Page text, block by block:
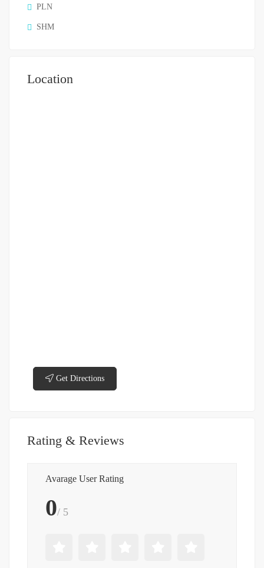
PLN
SHM
Location
Get Directions
Rating & Reviews
Avarage User Rating
0/ 5